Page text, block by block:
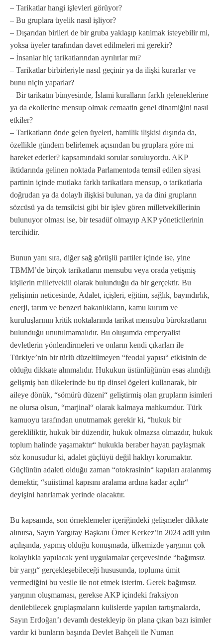
– Tarikatlar hangi işlevleri görüyor?
– Bu gruplara üyelik nasıl işliyor?
– Dışarıdan birileri de bir gruba yaklaşıp katılmak isteyebilir mi,
yoksa üyeler tarafından davet edilmeleri mi gerekir?
– İnsanlar hiç tarikatlarından ayrılırlar mı?
– Tarikatlar birbirleriyle nasıl geçinir ya da ilişki kurarlar ve
bunu niçin yaparlar?
– Bir tarikatın bünyesinde, İslami kuralların farklı geleneklerine
ya da ekollerine mensup olmak cemaatin genel dinamiğini nasıl
etkiler?
– Tarikatların önde gelen üyeleri, hamilik ilişkisi dışında da,
özellikle gündem belirlemek açısından bu gruplara göre mi
hareket ederler? kapsamındaki sorular soruluyordu. AKP
iktidarında gelinen noktada Parlamentoda temsil edilen siyasi
partinin içinde mutlaka farklı tarikatlara mensup, o tarikatlarla
doğrudan ya da dolaylı ilişkisi bulunan, ya da dini grupların
sözcüsü ya da temsilcisi gibi bir işlev gören milletvekillerinin
bulunuyor olması ise, bir tesadüf olmayıp AKP yöneticilerinin
tercihidir.
Bunun yanı sıra, diğer sağ görüşlü partiler içinde ise, yine
TBMM’de birçok tarikatların mensubu veya orada yetişmiş
kişilerin milletvekili olarak bulunduğu da bir gerçektir. Bu
gelişimin neticesinde, Adalet, içişleri, eğitim, sağlık, bayındırlık,
enerji, tarım ve benzeri bakanlıkların, kamu kurum ve
kuruluşlarının kritik noktalarında tarikat mensubu bürokratların
bulunduğu unutulmamalıdır. Bu oluşumda emperyalist
devletlerin yönlendirmeleri ve onların kendi çıkarları ile
Türkiye’nin bir türlü düzeltilmeyen “feodal yapısı“ etkisinin de
olduğu dikkate alınmalıdır. Hukukun üstünlüğünün esas alındığı
gelişmiş batı ülkelerinde bu tip dinsel ögeleri kullanarak, bir
aileye dönük, “sömürü düzeni“ geliştirmiş olan grupların isimleri
ne olursa olsun, “marjinal“ olarak kalmaya mahkumdur. Türk
kamuoyu tarafından unutmamak gerekir ki, “hukuk bir
gerekliliktir, hukuk bir düzendir, hukuk olmazsa olmazdır, hukuk
toplum halinde yaşamaktır“ hukukla beraber hayatı paylaşmak
söz konusudur ki, adalet güçlüyü değil haklıyı korumaktır.
Güçlünün adaleti olduğu zaman “otokrasinin“ kapıları aralanmış
demektir, “suiistimal kapısını aralama ardına kadar açılır“
deyişini hatırlamak yerinde olacaktır.
Bu kapsamda, son örneklemeler içeriğindeki gelişmeler dikkate
alınırsa, Sayın Yargıtay Başkanı Ömer Kerkez’in 2024 adli yılın
açılışında, yapmış olduğu konuşmada, ülkemizde yargının çok
kolaylıkla yapılacak yeni uygulamalar çerçevesinde “bağımsız
bir yargı“ gerçekleşebileceği hususunda, topluma ümit
vermediğini bu vesile ile not etmek isterim. Gerek bağımsız
yargının oluşmaması, gerekse AKP içindeki fraksiyon
denilebilecek gruplaşmaların kulislerde yapılan tartışmalarda,
Sayın Erdoğan’ı devamlı destekleyip ön plana çıkan bazı isimler
vardır ki bunların başında Devlet Bahçeli ile Numan